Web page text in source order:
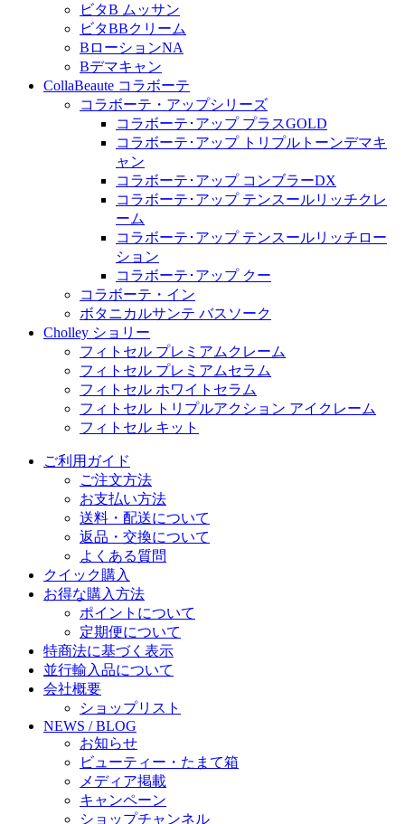
ビタB ムッサン
ビタBBクリーム
BローションNA
Bデマキャン
CollaBeaute コラボーテ
コラボーテ・アップシリーズ
コラボーテ･アップ プラスGOLD
コラボーテ･アップ トリプルトーンデマキ
ャン
コラボーテ･アップ コンブラーDX
コラボーテ･アップ テンスールリッチクレ
ーム
コラボーテ･アップ テンスールリッチロー
ション
コラボーテ･アップ クー
コラボーテ・イン
ボタニカルサンテ バスソーク
Cholley ショリー
フィトセル プレミアムクレーム
フィトセル プレミアムセラム
フィトセル ホワイトセラム
フィトセル トリプルアクション アイクレーム
フィトセル キット
ご利用ガイド
ご注文方法
お支払い方法
送料・配送について
返品・交換について
よくある質問
クイック購入
お得な購入方法
ポイントについて
定期便について
特商法に基づく表示
並行輸入品について
会社概要
ショップリスト
NEWS / BLOG
お知らせ
ビューティー・たまて箱
メディア掲載
キャンペーン
ショップチャンネル